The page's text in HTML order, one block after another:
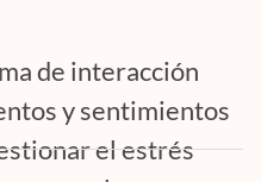
de interacción
y sentimientos
el estrés